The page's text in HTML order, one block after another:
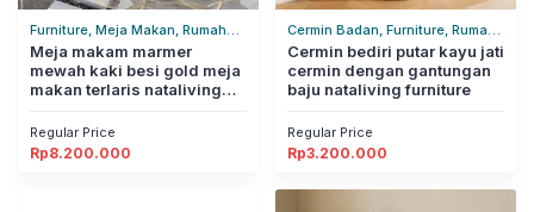
Furniture, Meja Makan, Rumah
Tangga
Meja makam marmer
mewah kaki besi gold meja
makan terlaris nataliving
Regular Price
Rp8.200.000
Cermin Badan, Furniture, Rumah
Tangga
Cermin bediri putar kayu jati
cermin dengan gantungan
baju nataliving furniture
Regular Price
Rp3.200.000